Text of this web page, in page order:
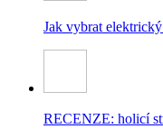
Jak vybrat
RECENZE: holicí